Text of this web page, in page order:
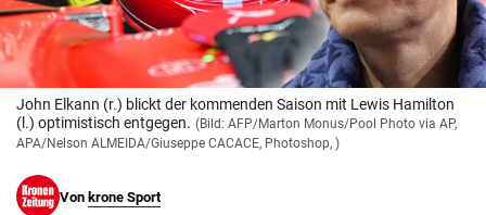
© Krone Multimedia GmbH & Co KG 2026
Muthgasse 2, 1190 Wien
John Elkann (r.) blickt der kommenden Saison mit Lewis Hamilton
(l.) optimistisch entgegen. (Bild: AFP/Marton Monus/Pool Photo via AP,
APA/Nelson ALMEIDA/Giuseppe CACACE, Photoshop, )
Von krone Sport